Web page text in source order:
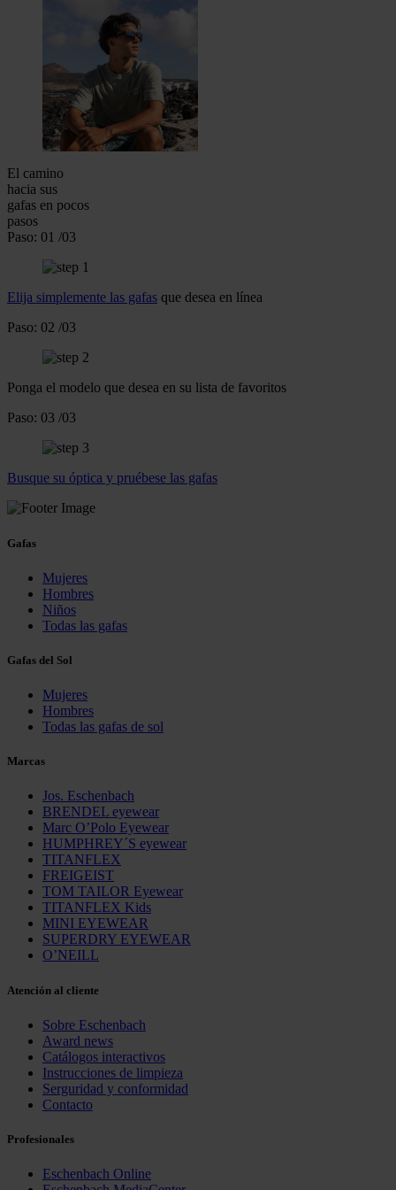
El camino
hacia sus
gafas en pocos
pasos
Paso: 01 /03
Elija simplemente las gafas que desea en línea
Paso: 02 /03
Ponga el modelo que desea en su lista de favoritos
Paso: 03 /03
Busque su óptica y pruébese las gafas
Gafas
Mujeres
Hombres
Niños
Todas las gafas
Gafas del Sol
Mujeres
Hombres
Todas las gafas de sol
Marcas
Jos. Eschenbach
BRENDEL eyewear
Marc O’Polo Eyewear
HUMPHREY´S eyewear
TITANFLEX
FREIGEIST
TOM TAILOR Eyewear
TITANFLEX Kids
MINI EYEWEAR
SUPERDRY EYEWEAR
O’NEILL
Atención al cliente
Sobre Eschenbach
Award news
Catálogos interactivos
Instrucciones de limpieza
Serguridad y conformidad
Contacto
Profesionales
Eschenbach Online